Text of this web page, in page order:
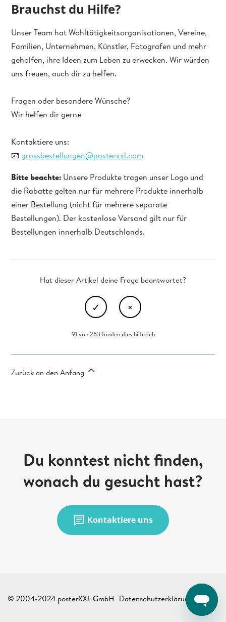
Brauchst du Hilfe?
Unser Team hat Wohltätigkeitsorganisationen, Vereine,
Familien, Unternehmen, Künstler, Fotografen und mehr
geholfen, ihre Ideen zum Leben zu erwecken. Wir würden
uns freuen, auch dir zu helfen.
Fragen oder besondere Wünsche?
Wir helfen dir gerne
Kontaktiere uns:
📧grossbestellungen@posterxxl.com
Bitte beachte: Unsere Produkte tragen unser Logo und
die Rabatte gelten nur für mehrere Produkte innerhalb
einer Bestellung (nicht für mehrere separate
Bestellungen). Der kostenlose Versand gilt nur für
Bestellungen innerhalb Deutschlands.
Hat dieser Artikel deine Frage beantwortet?
91 von 263 fanden dies hilfreich
Zurück an den Anfang
Du konntest nicht finden,
wonach du gesucht hast?
chat Kontaktiere uns
© 2004-2024 posterXXL GmbH Datenschutzerklärung AGB